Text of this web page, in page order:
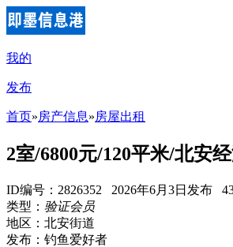
我的
发布
首页»房产信息»房屋出租
2室/6800元/120平米/北安
ID编号：2826352 2026年6月3日发布
类型： 验证会员
地区：北安街道
发布：钓鱼爱好者